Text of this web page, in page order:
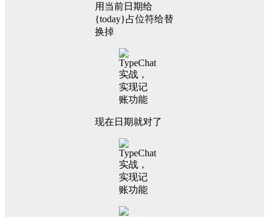
用当前日期给
{today}占位符给替
换掉
现在日期就对了